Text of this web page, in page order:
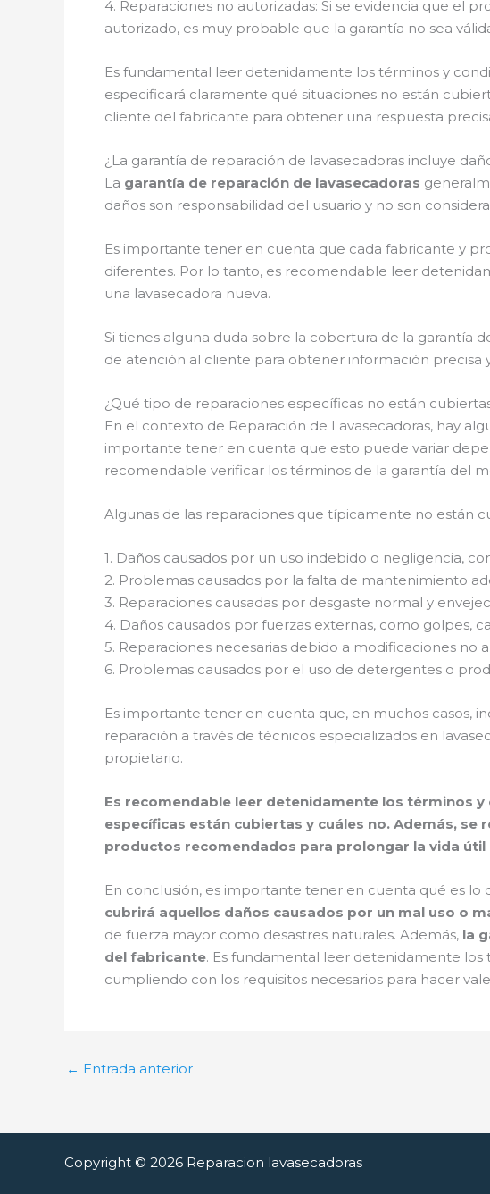
4. Reparaciones no autorizadas: Si se evidencia que el
autorizado, es muy probable que la garantía no sea
Es fundamental leer detenidamente los términos y
especificará claramente qué situaciones no están
cliente del fabricante para obtener una respuesta
¿La garantía de reparación de lavasecadoras incluye
La garantía de reparación de lavasecadoras
daños son responsabilidad del usuario y no son
Es importante tener en cuenta que cada fabricante y
diferentes. Por lo tanto, es recomendable leer
una lavasecadora nueva.
Si tienes alguna duda sobre la cobertura de la garantía
de atención al cliente para obtener información precisa
¿Qué tipo de reparaciones específicas no están
En el contexto de Reparación de Lavasecadoras, hay
importante tener en cuenta que esto puede variar
recomendable verificar los términos de la garantía del
Algunas de las reparaciones que típicamente no están
1. Daños causados por un uso indebido o negligencia,
2. Problemas causados por la falta de mantenimiento
3. Reparaciones causadas por desgaste normal y
4. Daños causados por fuerzas externas, como golpes,
5. Reparaciones necesarias debido a modificaciones no
6. Problemas causados por el uso de detergentes o
Es importante tener en cuenta que, en muchos casos,
reparación a través de técnicos especializados en
propietario.
Es recomendable leer detenidamente los términos
específicas están cubiertas y cuáles no. Además,
productos recomendados para prolongar la vida
En conclusión, es importante tener en cuenta qué es
cubrirá aquellos daños causados por un mal uso o
de fuerza mayor como desastres naturales. Además, la
del fabricante. Es fundamental leer detenidamente los
cumpliendo con los requisitos necesarios para hacer
← Entrada anterior
Copyright © 2026 Reparacion lavasecadoras